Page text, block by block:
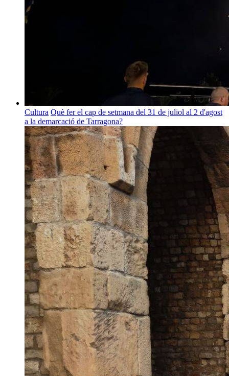
Cultura Què fer el cap de setmana del 31 de juliol al 2 d'agost
a la demarcació de Tarragona?